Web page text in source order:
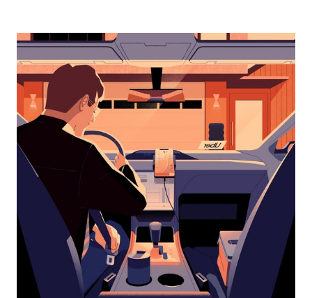
للأسفل
لاستخدام
التقويم
التاريخ.
اضغط
على
زر
الخروج
لإغلاق
التقويم.